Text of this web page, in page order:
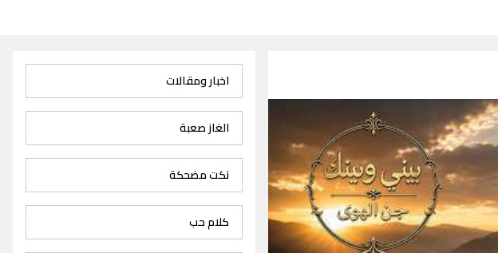
اخبار ومقالات
الغاز صعبة
نكت مضحكة
كلام حب